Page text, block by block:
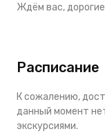
Ждём вас,
Расписание
К сожалению,
данный момент
экскурсиями.